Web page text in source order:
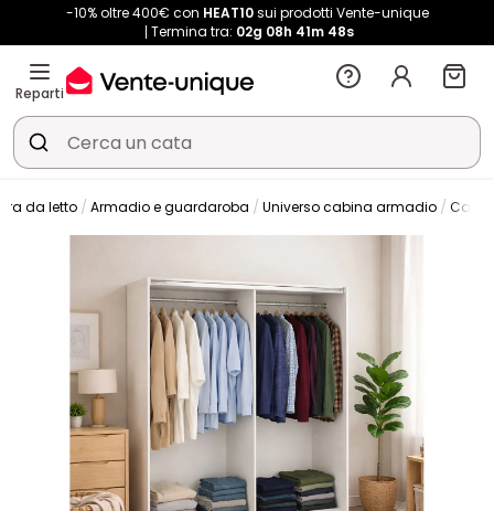
-10% oltre 400€ con HEAT10sui prodotti Vente-unique
Termina tra: 02g 08h 41m 48s
Reparti
da letto Armadio e guardaroba Universo cabina armadio